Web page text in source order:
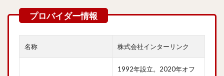
名称 株式会社インターリンク
1992年設立。2020年オフ